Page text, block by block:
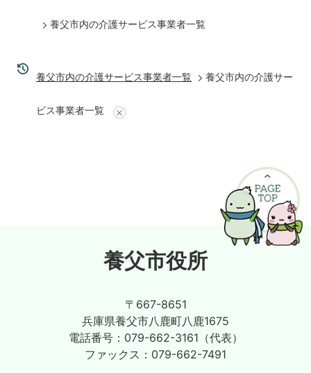
養父市内の介護サービス事業者一覧
養父市内の介護サービス事業者一覧 養父市内の介護サー
ビス事業者一覧
養父市役所
〒667-8651
兵庫県養父市八鹿町八鹿1675
電話番号： 079-662-3161（代表）
ファックス： 079-662-7491